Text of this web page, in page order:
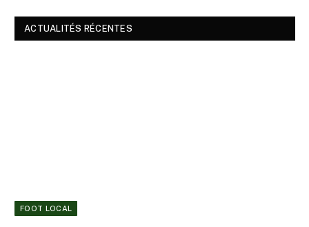
ACTUALITÉS RÉCENTES
FOOT LOCAL